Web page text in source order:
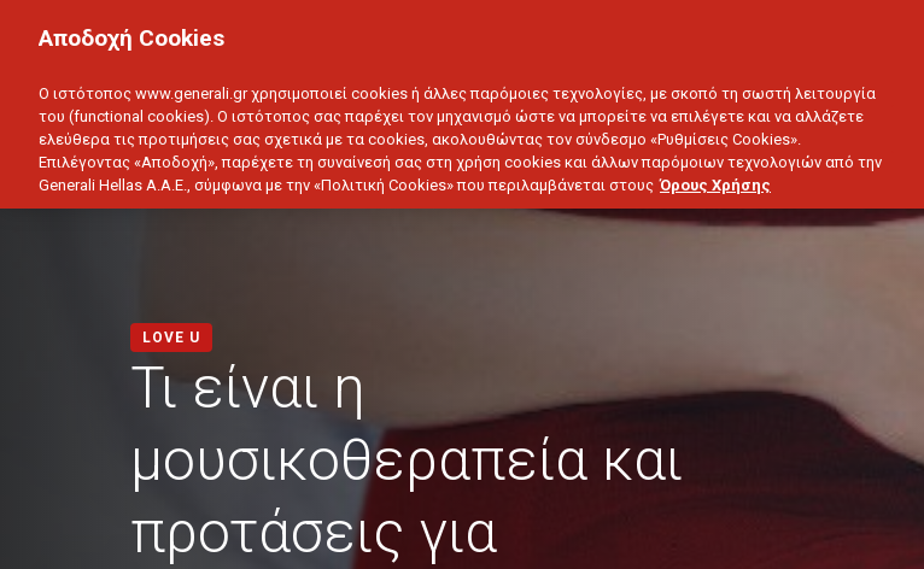
ΥΓΕΙΑ ΑΥΤΟΚΙΝΗΤΟ ΣΠΙΤΙ ΑΠΟΤΑΜΙΕΥΣΗ & ΕΠΕΝΔΥΣΕΙΣ ΤΑΞΙΔΙ ΣΚΑΦΟΣ
LOVE U
Τι είναι η
μουσικοθεραπεία και
προτάσεις για
Αποδοχή Cookies
Ο ιστότοπος www.generali.gr χρησιμοποιεί cookies ή άλλες παρόμοιες τεχνολογίες, με σκοπό τη σωστή λειτουργία
του (functional cookies). Ο ιστότοπος σας παρέχει τον μηχανισμό ώστε να μπορείτε να επιλέγετε και να αλλάζετε
ελεύθερα τις προτιμήσεις σας σχετικά με τα cookies, ακολουθώντας τον σύνδεσμο «Ρυθμίσεις Cookies».
Επιλέγοντας «Αποδοχή», παρέχετε τη συναίνεσή σας στη χρήση cookies και άλλων παρόμοιων τεχνολογιών από την
Generali Hellas A.A.E., σύμφωνα με την «Πολιτική Cookies» που περιλαμβάνεται στους Όρους Χρήσης